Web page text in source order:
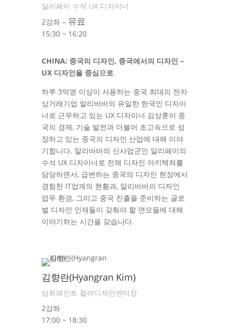
알리페이 수석 UX 디자이너
2강좌 – 유료
15:30 ~ 16:20
CHINA: 중국의 디자인, 중국에서의 디자인 –
UX 디자인을 중심으로
하루 3억명 이상이 사용하는 중국 최대의 전자
상거래기업 알리바바의 유일한 한국인 디자이
너로 근무하고 있는 UX 디자이너 김상훈이 중
국의 경제, 기술 발전과 더불어 초고속으로 성
장하고 있는 중국의 디자인 산업에 대해 이야
기합니다. 알리바바의 신사업군인 알리페이의
수석 UX 디자이너로 전체 디자인 아키텍쳐를
담당하면서, 급변하는 중국의 디자인 현장에서
경험한 IT업계의 현황과, 알리바바의 디자인
업무 환경, 그리고 중국 진출을 준비하는 글로
벌 디자인 인재들이 갖춰야 할 면모들에 대해
이야기하는 시간을 갖습니다.
김향란(Hyangran Kim)
삼화페인트 컬러디자인센터장
2강좌
17:00 ~ 18:30